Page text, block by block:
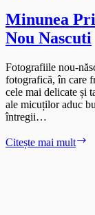
Minunea
Nou Nascuti
Fotografiile nou-
fotografică, în care
cele mai delicate și
ale micuților aduc
întregii…
Citește mai mult